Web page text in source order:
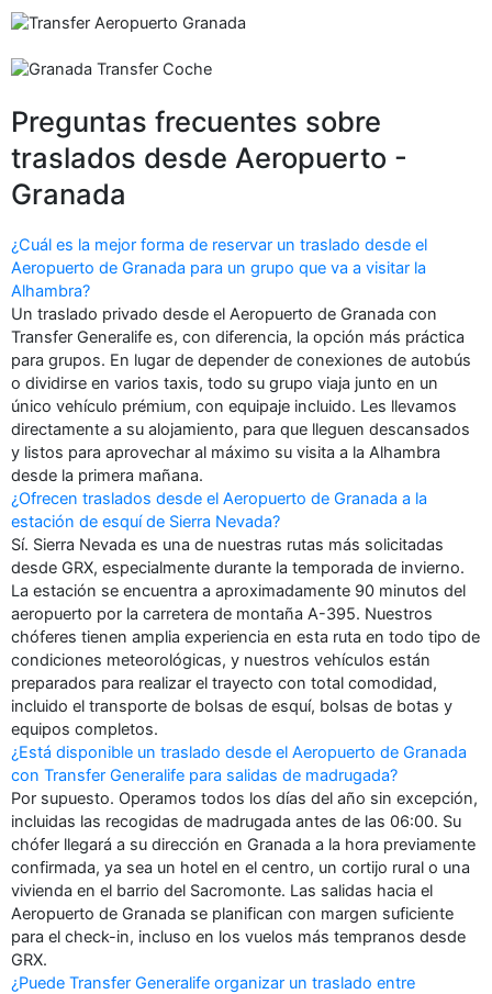
Preguntas frecuentes sobre
traslados desde Aeropuerto -
Granada
¿Cuál es la mejor forma de reservar un traslado desde el
Aeropuerto de Granada para un grupo que va a visitar la
Alhambra?
Un traslado privado desde el Aeropuerto de Granada con
Transfer Generalife es, con diferencia, la opción más práctica
para grupos. En lugar de depender de conexiones de autobús
o dividirse en varios taxis, todo su grupo viaja junto en un
único vehículo prémium, con equipaje incluido. Les llevamos
directamente a su alojamiento, para que lleguen descansados
y listos para aprovechar al máximo su visita a la Alhambra
desde la primera mañana.
¿Ofrecen traslados desde el Aeropuerto de Granada a la
estación de esquí de Sierra Nevada?
Sí. Sierra Nevada es una de nuestras rutas más solicitadas
desde GRX, especialmente durante la temporada de invierno.
La estación se encuentra a aproximadamente 90 minutos del
aeropuerto por la carretera de montaña A-395. Nuestros
chóferes tienen amplia experiencia en esta ruta en todo tipo de
condiciones meteorológicas, y nuestros vehículos están
preparados para realizar el trayecto con total comodidad,
incluido el transporte de bolsas de esquí, bolsas de botas y
equipos completos.
¿Está disponible un traslado desde el Aeropuerto de Granada
con Transfer Generalife para salidas de madrugada?
Por supuesto. Operamos todos los días del año sin excepción,
incluidas las recogidas de madrugada antes de las 06:00. Su
chófer llegará a su dirección en Granada a la hora previamente
confirmada, ya sea un hotel en el centro, un cortijo rural o una
vivienda en el barrio del Sacromonte. Las salidas hacia el
Aeropuerto de Granada se planifican con margen suficiente
para el check-in, incluso en los vuelos más tempranos desde
GRX.
¿Puede Transfer Generalife organizar un traslado entre